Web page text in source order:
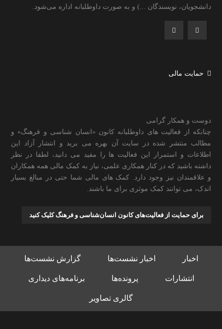
دانشجویان، نویسندگان ...) و به صورت داوطلبانه اداره می‌شود.
حمایت مالی
دوست و همکار گرامی
چنانکه از فعالیت های داوطلبانه کانون «انسان شناسی و فرهنگ» و
مطالب منتشر شده در سایت آن بهره می برید و انتشار آزاد این
اطلاعات و استمرار این فعالیت ها را مفید می دانید، لطفا در نظر
داشته باشید که در کنار همکاری علمی، نیاز به کمک مالی همه همکاران
و علاقمندان نیز وجود دارد. کمک های مالی شما حتی در مبالغ بسیار
اندک، می توانند کمک موثری برای ما باشند.
برای حمایت از فعالیت‌های کانون انسان‌شناسی و فرهنگ کلیک کنید
اخبار اخبار نشست‌ها گزارش نشست‌ها
انتشارات پرونده‌ها برنامه‌های دیداری
گالری تصاویر